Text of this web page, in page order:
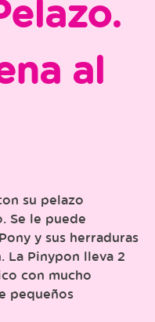
al
su pelazo
Se le puede
y sus herraduras
La Pinypon lleva 2
con mucho
pequeños